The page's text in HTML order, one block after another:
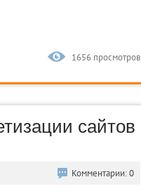
1656 просмотров
сайтов
Комментарии: 0